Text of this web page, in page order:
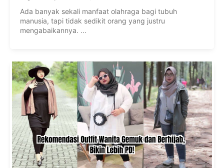
Ada banyak sekali manfaat olahraga bagi tubuh
manusia, tapi tidak sedikit orang yang justru
mengabaikannya. ...